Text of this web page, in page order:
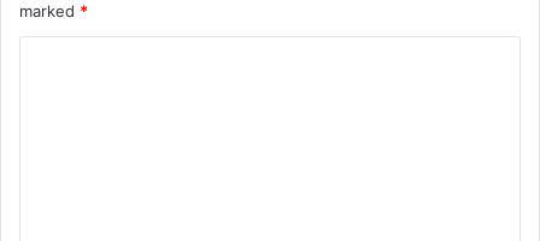
marked *